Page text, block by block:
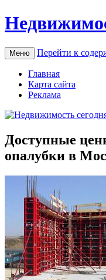
Меню Перейти к
Главная
Карта сайта
Реклама
Доступные
опалубки в